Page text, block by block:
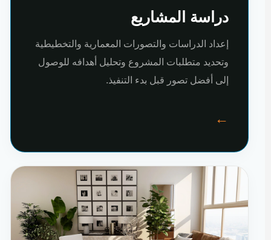
دراسة المشاريع
إعداد الدراسات والتصورات المعمارية والتخطيطية
وتحديد متطلبات المشروع وتحليل أهدافه للوصول
إلى أفضل تصور قبل بدء التنفيذ.
←